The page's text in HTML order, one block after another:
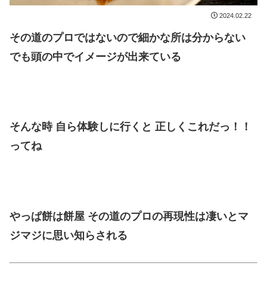
2024.02.22
その道のプロではないので細かな所は分からない
でも頭の中でイメージが出来ている
そんな時 自ら体験しに行くと 正しくこれだっ！！
ってね
やっぱ餅は餅屋 その道のプロの再現性は凄いとマ
ジマジに思い知らされる